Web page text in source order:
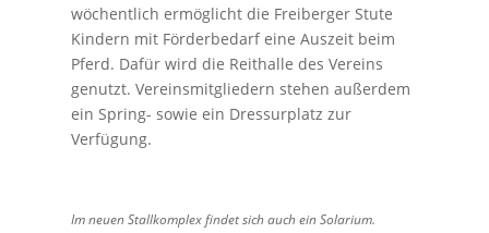
wöchentlich ermöglicht die Freiberger Stute
Kindern mit Förderbedarf eine Auszeit beim
Pferd. Dafür wird die Reithalle des Vereins
genutzt. Vereinsmitgliedern stehen außerdem
ein Spring- sowie ein Dressurplatz zur
Verfügung.
Im neuen Stallkomplex findet sich auch ein Solarium.